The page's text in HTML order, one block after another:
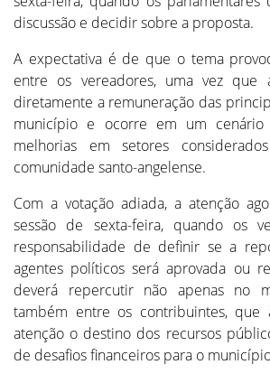
discussão e decidir sobre a proposta.
A expectativa é de que o tema
entre os vereadores, uma vez que
diretamente a remuneração das
município e ocorre em um
melhorias em setores
comunidade santo-angelense.
Com a votação adiada, a atenção
sessão de sexta-feira, quando os
responsabilidade de definir se a
agentes políticos será aprovada ou
deverá repercutir não apenas no
também entre os contribuintes, que
atenção o destino dos recursos
de desafios financeiros para o